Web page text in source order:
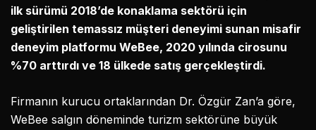
ilk sürümü 2018’de konaklama sektörü için
geliştirilen temassız müşteri deneyimi sunan misafir
deneyim platformu WeBee, 2020 yılında cirosunu
%70 arttırdı ve 18 ülkede satış gerçekleştirdi.
Firmanın kurucu ortaklarından Dr. Özgür Zan’a göre,
WeBee salgın döneminde turizm sektörüne büyük